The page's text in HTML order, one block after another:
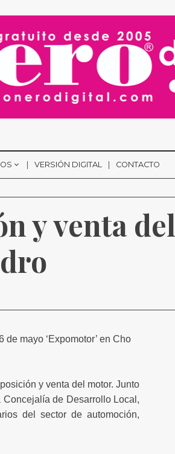
VERSIÓN DIGITAL CONTACTO
y venta del
mayo ‘Expomotor’ en Cho
y venta del motor. Junto
de Desarrollo Local,
del sector de automoción,